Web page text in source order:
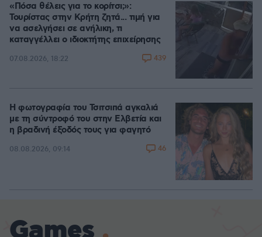
«Πόσα θέλεις για το κορίτσι;»:
Τουρίστας στην Κρήτη ζητά... τιμή για
να ασελγήσει σε ανήλικη, τι
καταγγέλλει ο ιδιοκτήτης επιχείρησης
07.08.2026, 18:22 439
Η φωτογραφία του Τσιτσιπά αγκαλιά
με τη σύντροφό του στην Ελβετία και
η βραδινή έξοδός τους για φαγητό
08.08.2026, 09:14 46